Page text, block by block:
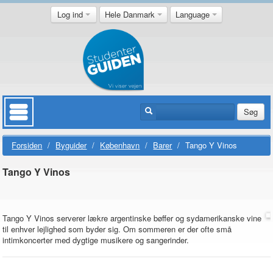
Log ind Hele Danmark Language
Søg
Forsiden / Byguider / København / Barer / Tango Y Vinos
Tango Y Vinos
Tango Y Vinos serverer lækre argentinske bøffer og sydamerikanske vine
til enhver lejlighed som byder sig. Om sommeren er der ofte små
intimkoncerter med dygtige musikere og sangerinder.